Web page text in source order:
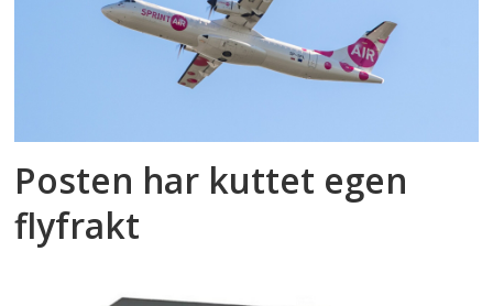
Posten har kuttet egen
flyfrakt